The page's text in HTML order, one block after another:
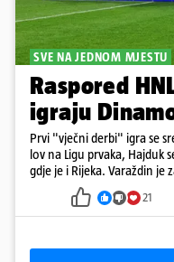
SVE NA JEDNOM MJESTU
Raspored
igraju
Prvi "vječni derbi" igra se
lov na Ligu prvaka, Hajduk
gdje je i Rijeka. Varaždin je
21